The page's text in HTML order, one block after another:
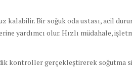
Bir soğuk oda ustası, acil
yardımcı olur. Hızlı müdahale,
kontroller gerçekleştirerek soğutma